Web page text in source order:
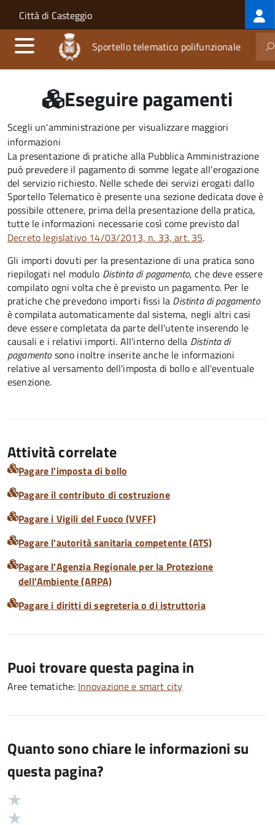
Salta al contenuto principale
Skip to site navigation
Città di Casteggio
Sportello telematico polifunzionale
Eseguire pagamenti
Scegli un'amministrazione per visualizzare maggiori
informazioni
La presentazione di pratiche alla Pubblica Amministrazione
può prevedere il pagamento di somme legate all’erogazione
del servizio richiesto. Nelle schede dei servizi erogati dallo
Sportello Telematico è presente una sezione dedicata dove è
possibile ottenere, prima della presentazione della pratica,
tutte le informazioni necessarie così come previsto dal
Decreto legislativo 14/03/2013, n. 33, art. 35.
Gli importi dovuti per la presentazione di una pratica sono
riepilogati nel modulo Distinta di pagamento, che deve essere
compilato ogni volta che è previsto un pagamento. Per le
pratiche che prevedono importi fissi la Distinta di pagamento
è compilata automaticamente dal sistema, negli altri casi
deve essere completata da parte dell'utente inserendo le
causali e i relativi importi. All'interno della Distinta di
pagamentosono inoltre inserite anche le informazioni
relative al versamento dell'imposta di bollo e all'eventuale
esenzione.
Attività correlate
Pagare l'imposta di bollo
Pagare il contributo di costruzione
Pagare i Vigili del Fuoco (VVFF)
Pagare l'autorità sanitaria competente (ATS)
Pagare l'Agenzia Regionale per la Protezione
dell'Ambiente (ARPA)
Pagare i diritti di segreteria o di istruttoria
Puoi trovare questa pagina in
Aree tematiche: Innovazione e smart city
Quanto sono chiare le informazioni su
questa pagina?
Valutazione